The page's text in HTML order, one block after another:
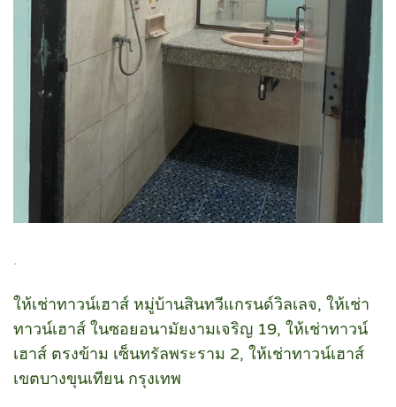
.
ให้เช่าทาวน์เฮาส์ หมู่บ้านสินทวีแกรนด์วิลเลจ, ให้เช่า
ทาวน์เฮาส์ ในซอยอนามัยงามเจริญ 19, ให้เช่าทาวน์
เฮาส์ ตรงข้าม เซ็นทรัลพระราม 2, ให้เช่าทาวน์เฮาส์
เขตบางขุนเทียน กรุงเทพ